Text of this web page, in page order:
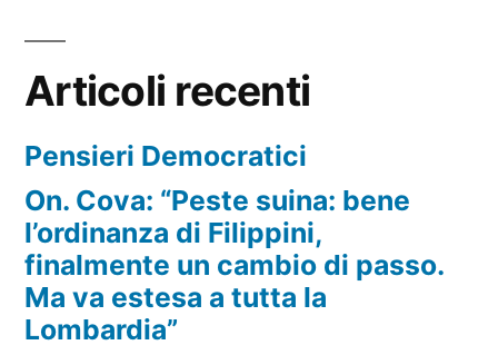
Articoli recenti
Pensieri Democratici
On. Cova: “Peste suina: bene
l’ordinanza di Filippini,
finalmente un cambio di passo.
Ma va estesa a tutta la
Lombardia”